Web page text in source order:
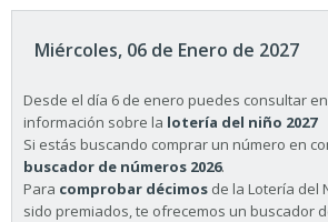
Miércoles, 06 de Enero de 2027
Desde el día 6 de enero puedes consultar
información sobre la lotería del niño 2027
Si estás buscando comprar un número en
buscador de números 2026.
Para comprobar décimos de la Lotería del
sido premiados, te ofrecemos un buscador